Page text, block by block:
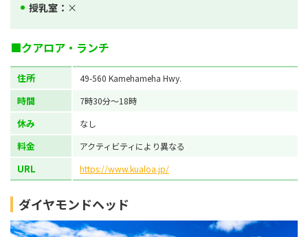
授乳室： ×
■クアロア・ランチ
住所 49-560 Kamehameha Hwy.
時間 7時30分～18時
休み なし
料金 アクティビティにより異なる
URL https://www.kualoa.jp/
ダイヤモンドヘッド